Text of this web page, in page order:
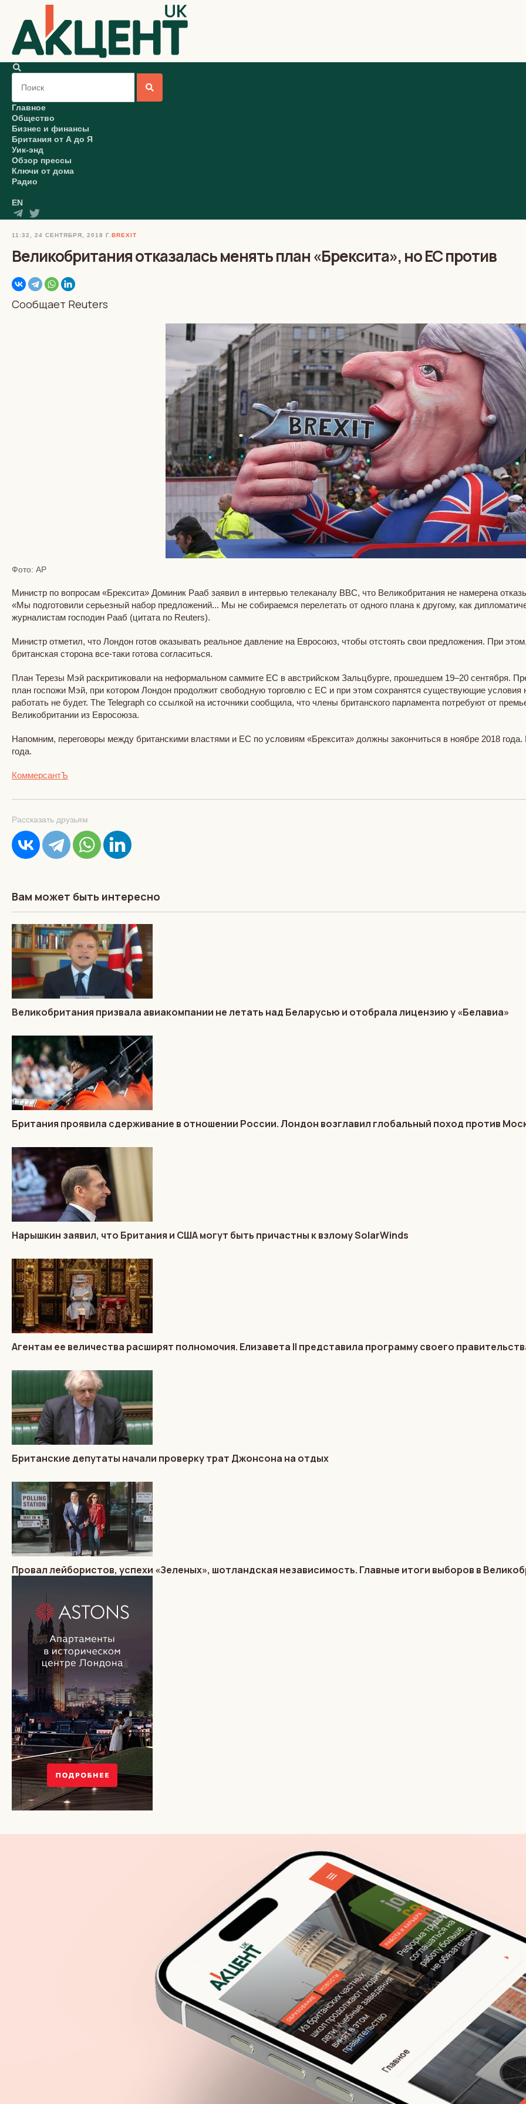
Главное
Общество
Бизнес и финансы
Британия от А до Я
Уик-энд
Обзор прессы
Ключи от дома
Радио
EN
11:32, 24 СЕНТЯБРЯ, 2018 Г. BREXIT
Великобритания отказалась менять план «Брексита», но ЕС против
Сообщает Reuters
Фото: AP
Министр по вопросам «Брексита» Доминик Рааб заявил в интервью телеканалу ВВС, что Великобритания не намерена
«Мы подготовили серьезный набор предложений... Мы не собираемся перелетать от одного плана к другому, как
журналистам господин Рааб (цитата по Reuters).
Министр отметил, что Лондон готов оказывать реальное давление на Евросоюз, чтобы отстоять свои предложения. При
британская сторона все-таки готова согласиться.
План Терезы Мэй раскритиковали на неформальном саммите ЕС в австрийском Зальцбурге, прошедшем 19–20 сентября.
план госпожи Мэй, при котором Лондон продолжит свободную торговлю с ЕС и при этом сохранятся существующие условия
работать не будет. The Telegraph со ссылкой на источники сообщила, что члены британского парламента потребуют от
Великобритании из Евросоюза.
Напомним, переговоры между британскими властями и ЕС по условиям «Брексита» должны закончиться в ноябре 2018
года.
КоммерсантЪ
Рассказать друзьям
Вам может быть интересно
Великобритания призвала авиакомпании не летать над Беларусью и отобрала лицензию у «Белавиа»
Британия проявила сдерживание в отношении России. Лондон возглавил глобальный поход против
Нарышкин заявил, что Британия и США могут быть причастны к взлому SolarWinds
Агентам ее величества расширят полномочия. Елизавета II представила программу своего
Британские депутаты начали проверку трат Джонсона на отдых
Провал лейбористов, успехи «Зеленых», шотландская независимость. Главные итоги выборов в